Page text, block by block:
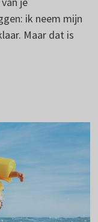
ik neem mijn
Maar dat is